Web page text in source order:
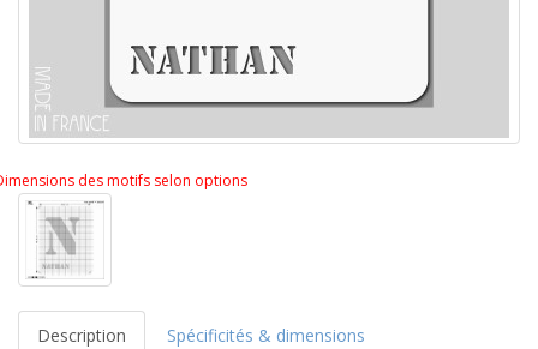
des motifs selon options
Description Spécificités & dimensions